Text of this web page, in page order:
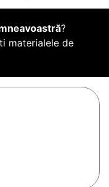
?
materialele de